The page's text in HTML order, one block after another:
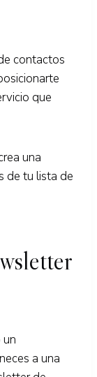
contactos
que
una
de tu lista de
a una